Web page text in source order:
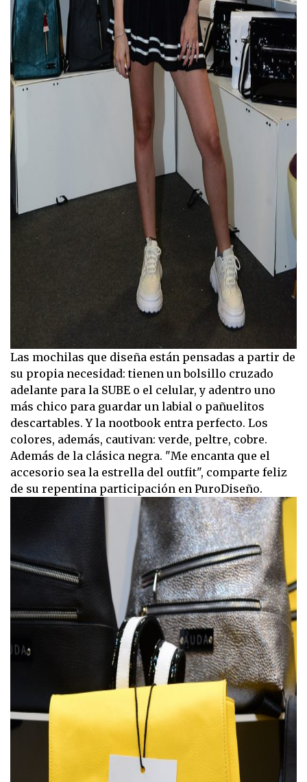
Las mochilas que diseña están pensadas a partir de
su propia necesidad: tienen un bolsillo cruzado
adelante para la SUBE o el celular, y adentro uno
más chico para guardar un labial o pañuelitos
descartables. Y la nootbook entra perfecto. Los
colores, además, cautivan: verde, peltre, cobre.
Además de la clásica negra. "Me encanta que el
accesorio sea la estrella del outfit", comparte feliz
de su repentina participación en PuroDiseño.